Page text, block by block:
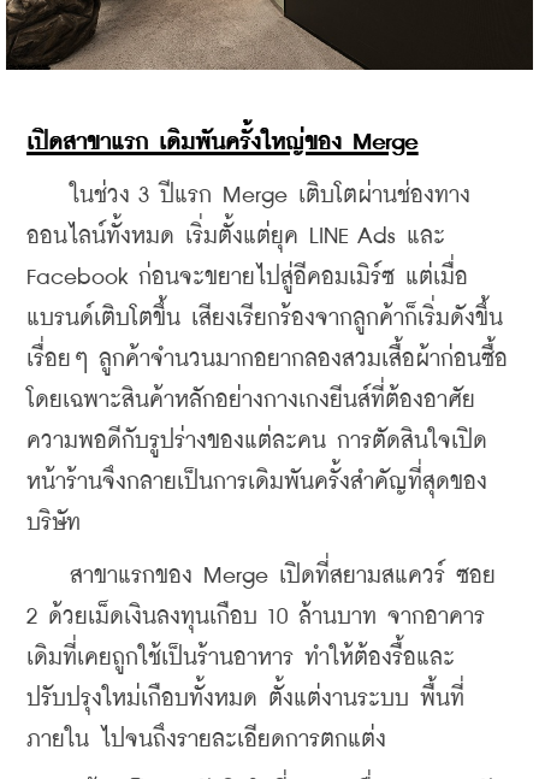
เปิดสาขาแรก เดิมพันครั้งใหญ่ของ Merge
ในช่วง 3 ปีแรก Merge เติบโตผ่านช่องทาง
ออนไลน์ทั้งหมด เริ่มตั้งแต่ยุค LINE Ads และ
Facebook ก่อนจะขยายไปสู่อีคอมเมิร์ซ แต่เมื่อ
แบรนด์เติบโตขึ้น เสียงเรียกร้องจากลูกค้าก็เริ่มดังขึ้น
เรื่อยๆ ลูกค้าจำนวนมากอยากลองสวมเสื้อผ้าก่อนซื้อ
โดยเฉพาะสินค้าหลักอย่างกางเกงยีนส์ที่ต้องอาศัย
ความพอดีกับรูปร่างของแต่ละคน การตัดสินใจเปิด
หน้าร้านจึงกลายเป็นการเดิมพันครั้งสำคัญที่สุดของ
บริษัท
สาขาแรกของ Merge เปิดที่สยามสแควร์ ซอย
2 ด้วยเม็ดเงินลงทุนเกือบ 10 ล้านบาท จากอาคาร
เดิมที่เคยถูกใช้เป็นร้านอาหาร ทำให้ต้องรื้อและ
ปรับปรุงใหม่เกือบทั้งหมด ตั้งแต่งานระบบ พื้นที่
ภายใน ไปจนถึงรายละเอียดการตกแต่ง